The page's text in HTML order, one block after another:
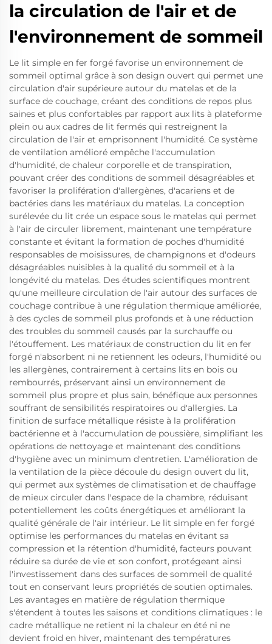
la circulation de l'air et de
l'environnement de sommeil
Le lit simple en fer forgé favorise un environnement de
sommeil optimal grâce à son design ouvert qui permet une
circulation d'air supérieure autour du matelas et de la
surface de couchage, créant des conditions de repos plus
saines et plus confortables par rapport aux lits à plateforme
plein ou aux cadres de lit fermés qui restreignent la
circulation de l'air et emprisonnent l'humidité. Ce système
de ventilation amélioré empêche l'accumulation
d'humidité, de chaleur corporelle et de transpiration,
pouvant créer des conditions de sommeil désagréables et
favoriser la prolifération d'allergènes, d'acariens et de
bactéries dans les matériaux du matelas. La conception
surélevée du lit crée un espace sous le matelas qui permet
à l'air de circuler librement, maintenant une température
constante et évitant la formation de poches d'humidité
responsables de moisissures, de champignons et d'odeurs
désagréables nuisibles à la qualité du sommeil et à la
longévité du matelas. Des études scientifiques montrent
qu'une meilleure circulation de l'air autour des surfaces de
couchage contribue à une régulation thermique améliorée,
à des cycles de sommeil plus profonds et à une réduction
des troubles du sommeil causés par la surchauffe ou
l'étouffement. Les matériaux de construction du lit en fer
forgé n'absorbent ni ne retiennent les odeurs, l'humidité ou
les allergènes, contrairement à certains lits en bois ou
rembourrés, préservant ainsi un environnement de
sommeil plus propre et plus sain, bénéfique aux personnes
souffrant de sensibilités respiratoires ou d'allergies. La
finition de surface métallique résiste à la prolifération
bactérienne et à l'accumulation de poussière, simplifiant les
opérations de nettoyage et maintenant des conditions
d'hygiène avec un minimum d'entretien. L'amélioration de
la ventilation de la pièce découle du design ouvert du lit,
qui permet aux systèmes de climatisation et de chauffage
de mieux circuler dans l'espace de la chambre, réduisant
potentiellement les coûts énergétiques et améliorant la
qualité générale de l'air intérieur. Le lit simple en fer forgé
optimise les performances du matelas en évitant sa
compression et la rétention d'humidité, facteurs pouvant
réduire sa durée de vie et son confort, protégeant ainsi
l'investissement dans des surfaces de sommeil de qualité
tout en conservant leurs propriétés de soutien optimales.
Les avantages en matière de régulation thermique
s'étendent à toutes les saisons et conditions climatiques : le
cadre métallique ne retient ni la chaleur en été ni ne
devient froid en hiver, maintenant des températures